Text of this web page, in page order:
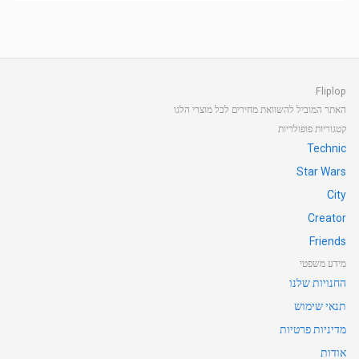
Fliplop
האתר המוביל להשוואת מחירים לכל מוצרי הלגו
קטגוריות פופולריות
Technic
Star Wars
City
Creator
Friends
מידע משפטי
החנויות שלנו
תנאי שימוש
מדיניות פרטיות
אודות